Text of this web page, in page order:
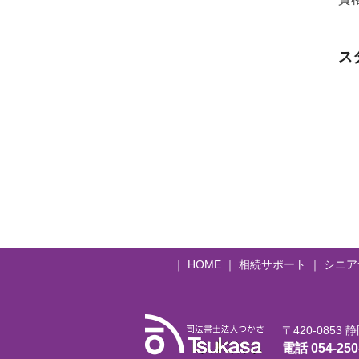
ス
｜ HOME ｜ 相続サポート ｜ シニ
〒420-0853 静
電話054-